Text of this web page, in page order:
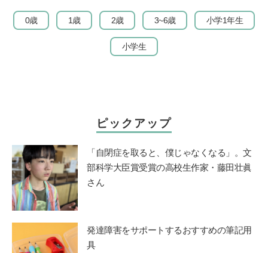
0歳 1歳 2歳 3~6歳 小学1年生
小学生
ピックアップ
「自閉症を取ると、僕じゃなくなる」。文
部科学大臣賞受賞の高校生作家・藤田壮眞
さん
発達障害をサポートするおすすめの筆記用
具